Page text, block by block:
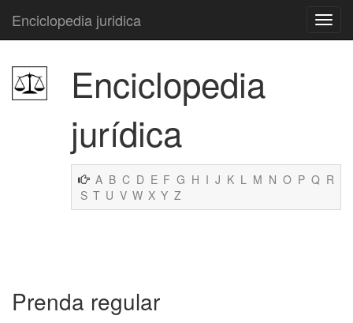
Enciclopedia juridica
Enciclopedia
jurídica
A B C D E F G H I J K L M N O P Q R
S T U V W X Y Z
Prenda regular